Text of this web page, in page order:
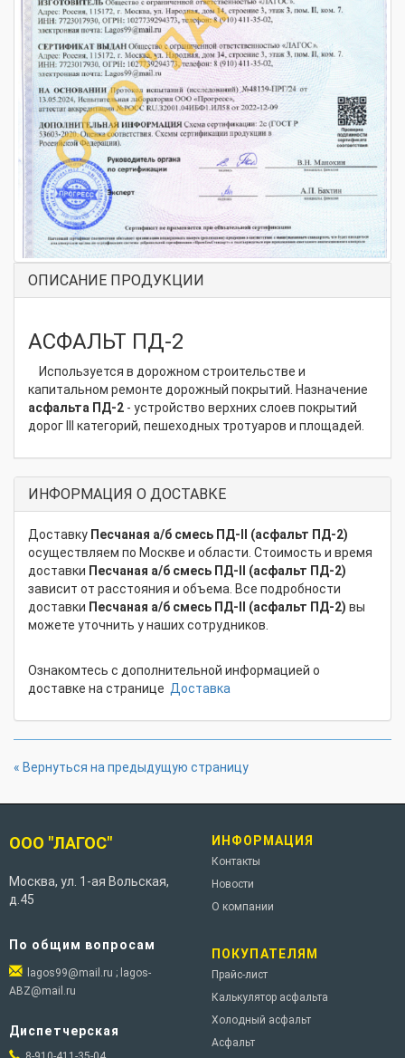
ОПИСАНИЕ ПРОДУКЦИИ
АСФАЛЬТ ПД-2
Используется в дорожном строительстве и
капитальном ремонте дорожный покрытий. Назначение
асфальта ПД-2 - устройство верхних слоев покрытий
дорог III категорий, пешеходных тротуаров и площадей.
ИНФОРМАЦИЯ О ДОСТАВКЕ
Доставку Песчаная а/б смесь ПД-II (асфальт ПД-2)
осуществляем по Москве и области. Стоимость и время
доставки Песчаная а/б смесь ПД-II (асфальт ПД-2)
зависит от расстояния и объема. Все подробности
доставки Песчаная а/б смесь ПД-II (асфальт ПД-2) вы
можете уточнить у наших сотрудников.
Ознакомтесь с дополнительной информацией о
доставке на странице Доставка
« Вернуться на предыдущую страницу
ООО "ЛАГОС"
Москва, ул. 1-ая Вольская,
д.45
По общим вопросам
lagos99@mail.ru ; lagos-
ABZ@mail.ru
Диспетчерская
ИНФОРМАЦИЯ
Контакты
Новости
О компании
ПОКУПАТЕЛЯМ
Прайс-лист
Калькулятор асфальта
Холодный асфальт
Асфальт